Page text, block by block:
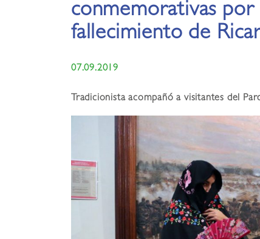
conmemorativas
fallecimiento de
07.09.2019
Tradicionista acompañó a visitantes del